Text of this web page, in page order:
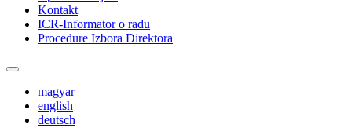
Kontakt
ICR-Informator o radu
Procedure Izbora Direktora
magyar
english
deutsch